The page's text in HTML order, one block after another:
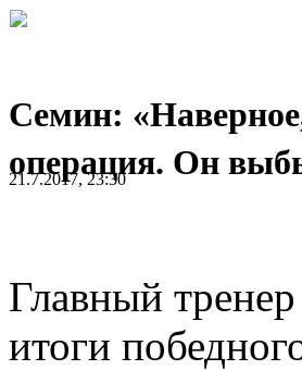
Семин:
операция. Он
21.7.2017, 23:30
Главный
итоги